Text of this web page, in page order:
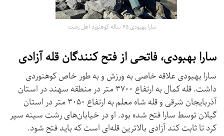
سارا بهبودی ۴۵ ساله کوهنورد اهل رشت
سارا بهبودی، فاتحی از فتح کنندگان قله آزادی
سارا بهبودی علاقه خاصی به ورزش و به طور خاص کوهنوردی
داشت. قله کمال به ارتفاع ۳۷۰۰ متر در منطقه سهند در استان
آذربایجان شرقی و قله شاه معلم به ارتفاع ۳۰۵۰ متر در استان
گیلان توسط سارا فتح شده بود. او در خیابان‌های رشت سینه سپر
کرد تا ثابت کند آزادی بالاترین قله‌ای است که باید فتح شود.